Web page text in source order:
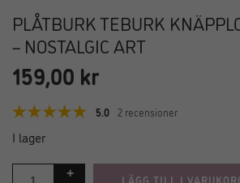
PLÅTBURK TEBURK
– NOSTALGIC ART
159,00 kr
5.0 2 recensioner
I lager
LÄGG TILL I